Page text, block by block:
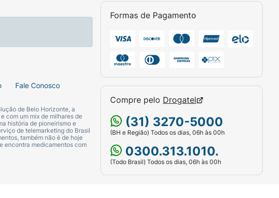
Fale Conosco
de Belo Horizonte, a
com um mix de milhares de
história de pioneirismo e
de telemarketing do Brasil
também não é de hoje
encontra medicamentos com
Formas de Pagamento
Compre pelo Drogatel
(31) 3270-5000
(BH e Região) Todos os dias, 06h às 00h
0300.313.1010.
(Todo Brasil) Todos os dias, 06h às 00h